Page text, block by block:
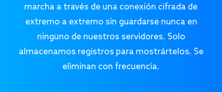
marcha a través de una conexión cifrada de
extremo a extremo sin guardarse nunca en
ninguno de nuestros servidores. Solo
almacenamos registros para mostrártelos. Se
eliminan con frecuencia.